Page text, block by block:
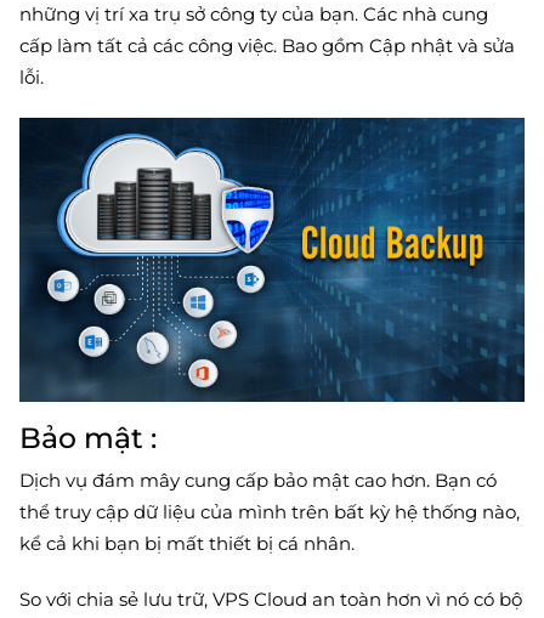
những vị trí xa trụ sở công ty của bạn. Các nhà cung
cấp làm tất cả các công việc. Bao gồm Cập nhật và sửa
lỗi.
Bảo mật :
Dịch vụ đám mây cung cấp bảo mật cao hơn. Bạn có
thể truy cập dữ liệu của mình trên bất kỳ hệ thống nào,
kể cả khi bạn bị mất thiết bị cá nhân.
So với chia sẻ lưu trữ, VPS Cloud an toàn hơn vì nó có bộ